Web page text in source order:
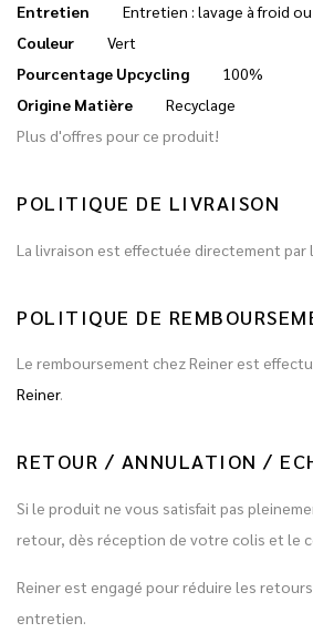
Entretien
Entretien : lavage à froid
Couleur
Vert
Pourcentage Upcycling
100%
Origine Matière
Recyclage
Plus d'offres pour ce produit!
POLITIQUE DE LIVRAISON
La livraison est effectuée directement
POLITIQUE DE
Le remboursement chez Reiner est
Reiner.
RETOUR / ANNULATION /
Si le produit ne vous satisfait pas
retour, dès réception de votre colis et le
Reiner est engagé pour réduire les
entretien.